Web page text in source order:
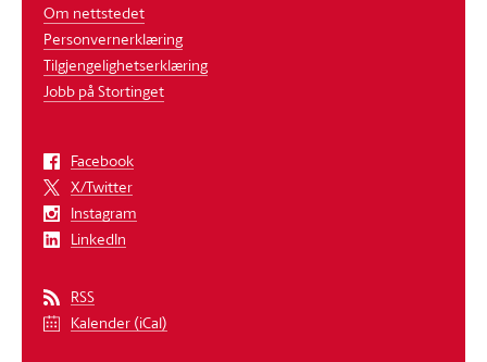
Om nettstedet
Personvernerklæring
Tilgjengelighetserklæring
Jobb på Stortinget
Facebook
X/Twitter
Instagram
LinkedIn
RSS
Kalender (iCal)